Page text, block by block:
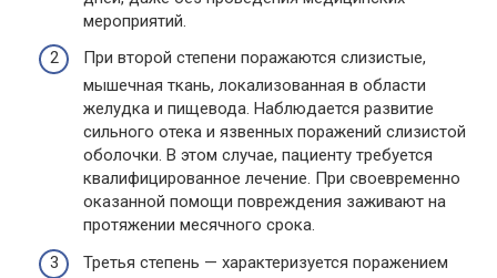
мероприятий.
При второй степени поражаются слизистые,
мышечная ткань, локализованная в области
желудка и пищевода. Наблюдается развитие
сильного отека и язвенных поражений слизистой
оболочки. В этом случае, пациенту требуется
квалифицированное лечение. При своевременно
оказанной помощи повреждения заживают на
протяжении месячного срока.
Третья степень — характеризуется поражением